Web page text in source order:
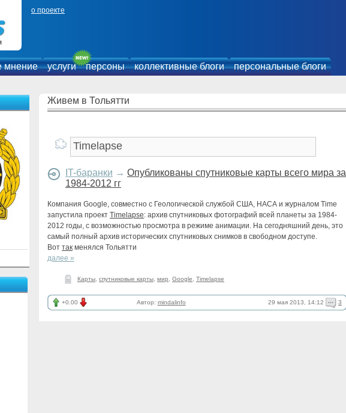
о проекте
мнение услуги персоны коллективные блоги персональные блоги
Живем в Тольятти
IT-баранки → Опубликованы спутниковые карты всего мира за
1984-2012 гг
Компания Google, совместно с Геологической службой США, НАСА и журналом Time
запустила проект Timelapse: архив спутниковых фотографий всей планеты за 1984-
2012 годы, с возможностью просмотра в режиме анимации. На сегодняшний день, это
самый полный архив исторических спутниковых снимков в свободном доступе.
Вот так менялся Тольятти
далее »
Карты спутниковые карты мир Google Timelapse
+0.00 Автор: mindalinfo 29 мая 2013, 14:12 3